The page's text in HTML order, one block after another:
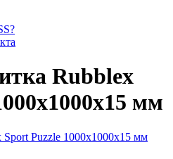
Rubblex
мм